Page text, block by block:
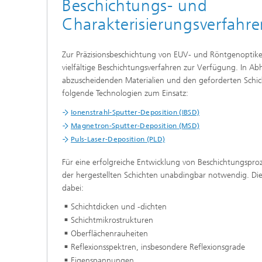
Tribologische und Funktionale
Schichten
PVD-Schichten
Beschichtungs- und
Zur Präzisionsbeschichtung von EUV- und
vielfältige Beschichtungsverfahren zur Verfügung. In
abzuscheidenden Materialien und den geforderten
folgende Technologien zum Einsatz:
Ionenstrahl-Sputter-Deposition (IBSD)
Magnetron-Sputter-Deposition (MSD)
Puls-Laser-Deposition (PLD)
Für eine erfolgreiche Entwicklung von
der hergestellten Schichten unabdingbar notwendig.
dabei:
Schichtdicken und -dichten
Schichtmikrostrukturen
Oberflächenrauheiten
Reflexionsspektren, insbesondere Reflexionsgrade